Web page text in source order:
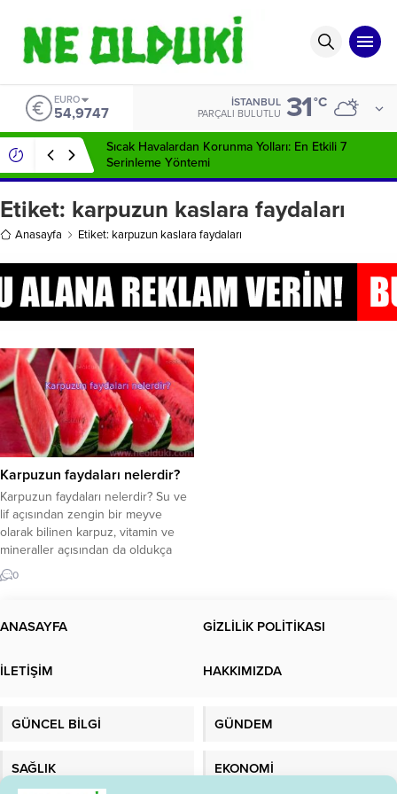
EURO
54,9747
İSTANBUL
PARÇALI BULUTLU 31°C
Sıcak Havalardan Korunma Yolları: En Etkili 7
Serinleme Yöntemi
Etiket: karpuzun kaslara faydaları
Anasayfa Etiket: karpuzun kaslara faydaları
Karpuzun faydaları nelerdir?
Karpuzun faydaları nelerdir? Su ve
lif açısından zengin bir meyve
olarak bilinen karpuz, vitamin ve
mineraller açısından da oldukça
faydalı bir meyvedir. Ancak çok
fazla şeker içerdiğinden iki
Karpuzdaki besinler nelerdir? Yaz
meyve sofralarda olur. Bunlardan
0
ANASAYFA GİZLİLİK POLİTİKASI
İLETİŞİM HAKKIMIZDA
GÜNCEL BİLGİ GÜNDEM
SAĞLIK EKONOMİ